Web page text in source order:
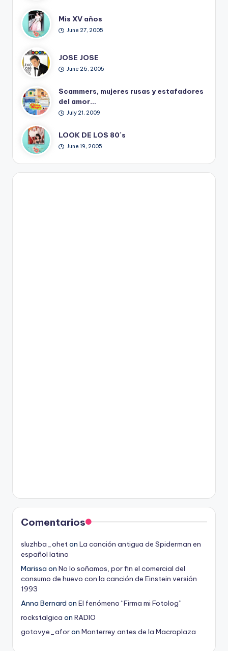
Mis XV años
June 27, 2005
JOSE JOSE
June 26, 2005
Scammers, mujeres rusas y estafadores
del amor…
July 21, 2009
LOOK DE LOS 80´s
June 19, 2005
Comentarios
sluzhba_oheton La canción antigua de Spiderman en
español latino
Marissa on No lo soñamos, por fin el comercial del
consumo de huevo con la canción de Einstein versión
1993
Anna Bernard on El fenómeno “Firma mi Fotolog”
rockstalgica on RADIO
gotovye_aforon Monterrey antes de la Macroplaza